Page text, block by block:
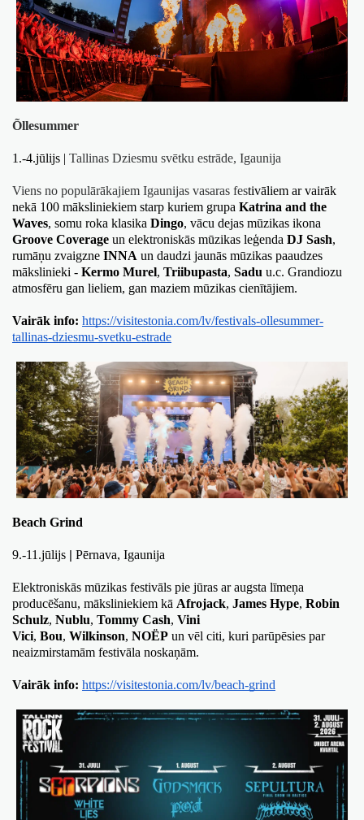
Õllesummer
1.-4.jūlijs | Tallinas Dziesmu svētku estrāde, Igaunija
Viens no populārākajiem Igaunijas vasaras festivāliem ar vairāk
nekā 100 māksliniekiem starp kuriem grupa Katrina and the
Waves, somu roka klasika Dingo
Groove Coverage un elektroniskās mūzikas leģenda DJ Sash,
rumāņu zvaigzne INNA un daudzi jaunās mūzikas paaudzes
mākslinieki - Kermo Murel, Triibupasta, Sadu u.c. Grandiozu
atmosfēru gan lieliem, gan maziem mūzikas cienītājiem.
Vairāk info: https://visitestonia.com/lv/festivals-ollesummer-
tallinas-dziesmu-svetku-estrade
Beach Grind
9.-11.jūlijs Pērnava, Igaunija
Elektroniskās mūzikas festivāls pie jūras ar augsta līmeņa
producēšanu, māksliniekiem kā Afrojack, James Hype, Robin
Schulz, Nublu, Tommy Cash, Vini
Vici, Bou, Wilkinson, NOËP un vēl citi, kuri parūpēsies par
neaizmirstamām festivāla noskaņām.
Vairāk info: https://visitestonia.com/lv/beach-grind